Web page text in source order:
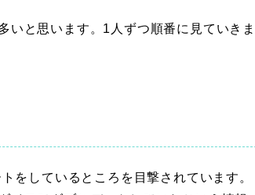
いと思います。1人ずつ順番に見ていきま
をしているところを目撃されています。